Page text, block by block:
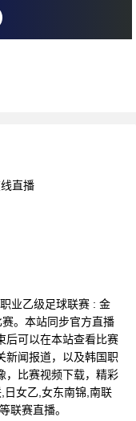
0 城南
直播
业乙级足球联赛 : 金
。本站同步官方直播
后可以在本站查看比赛
新闻报道，以及韩国职
，比赛视频下载，精彩
日女乙,女东南锦,南联
联赛直播。